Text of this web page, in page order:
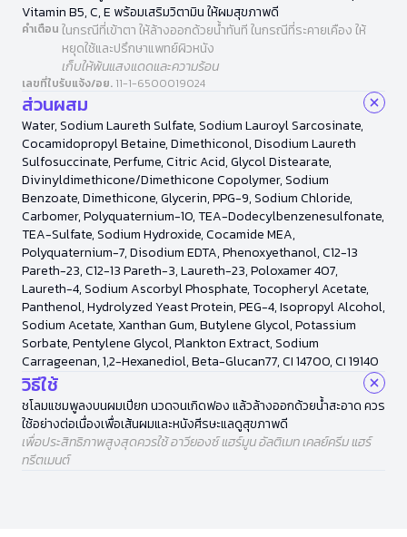
Vitamin B5, C, E พร้อมเสริมวิตามิน ให้ผมสุขภาพดี
คำเตือน ในกรณีที่เข้าตา ให้ล้างออกด้วยน้ำทันที ในกรณีที่ระคายเคือง ให้
หยุดใช้และปรึกษาแพทย์ผิวหนัง
เก็บให้พ้นแสงแดดและความร้อน
เลขที่ใบรับแจ้ง/อย. 11-1-6500019024
ส่วนผสม
Water, Sodium Laureth Sulfate, Sodium Lauroyl Sarcosinate,
Cocamidopropyl Betaine, Dimethiconol, Disodium Laureth
Sulfosuccinate, Perfume, Citric Acid, Glycol Distearate,
Divinyldimethicone/Dimethicone Copolymer, Sodium
Benzoate, Dimethicone, Glycerin, PPG-9, Sodium Chloride,
Carbomer, Polyquaternium-10, TEA-Dodecylbenzenesulfonate,
TEA-Sulfate, Sodium Hydroxide, Cocamide MEA,
Polyquaternium-7, Disodium EDTA, Phenoxyethanol, C12-13
Pareth-23, C12-13 Pareth-3, Laureth-23, Poloxamer 407,
Laureth-4, Sodium Ascorbyl Phosphate, Tocopheryl Acetate,
Panthenol, Hydrolyzed Yeast Protein, PEG-4, Isopropyl Alcohol,
Sodium Acetate, Xanthan Gum, Butylene Glycol, Potassium
Sorbate, Pentylene Glycol, Plankton Extract, Sodium
Carrageenan, 1,2-Hexanediol, Beta-Glucan77, CI 14700, CI 19140
วิธีใช้
ชโลมแชมพูลงบนผมเปียก นวดจนเกิดฟอง แล้วล้างออกด้วยน้ำสะอาด ควร
ใช้อย่างต่อเนื่องเพื่อเส้นผมและหนังศีรษะแลดูสุขภาพดี
เพื่อประสิทธิภาพสูงสุดควรใช้ อาวียองซ์ แฮร์มูน อัลติเมท เคลย์ครีม แฮร์
ทรีตเมนต์